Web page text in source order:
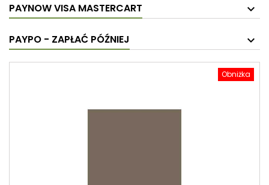
PAYNOW VISA MASTERCART
PAYPO - ZAPŁAĆ PÓŹNIEJ
Obniżka